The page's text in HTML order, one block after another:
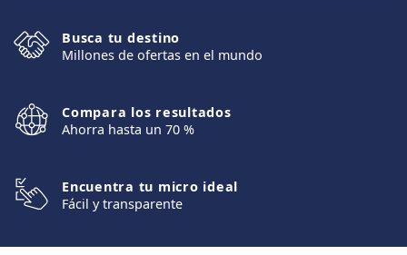
Busca tu destino
Millones de ofertas en el mundo
Compara los resultados
Ahorra hasta un 70 %
Encuentra tu micro ideal
Fácil y transparente